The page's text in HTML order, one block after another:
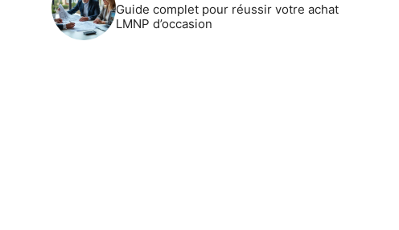
Guide complet pour réussir votre achat
LMNP d’occasion